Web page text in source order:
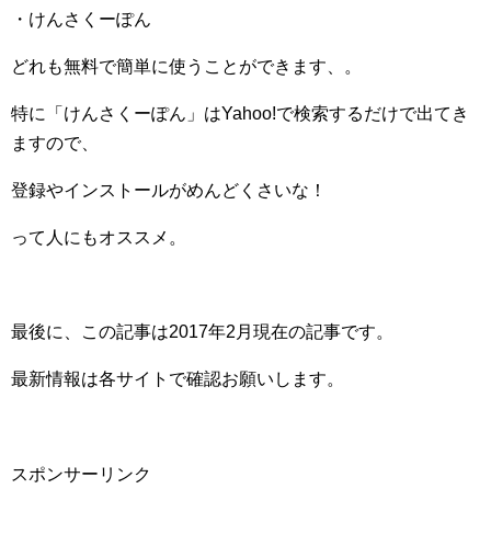
・けんさくーぽん
どれも無料で簡単に使うことができます、。
特に「けんさくーぽん」はYahoo!で検索するだけで出てき
ますので、
登録やインストールがめんどくさいな！
って人にもオススメ。
最後に、この記事は2017年2月現在の記事です。
最新情報は各サイトで確認お願いします。
スポンサーリンク